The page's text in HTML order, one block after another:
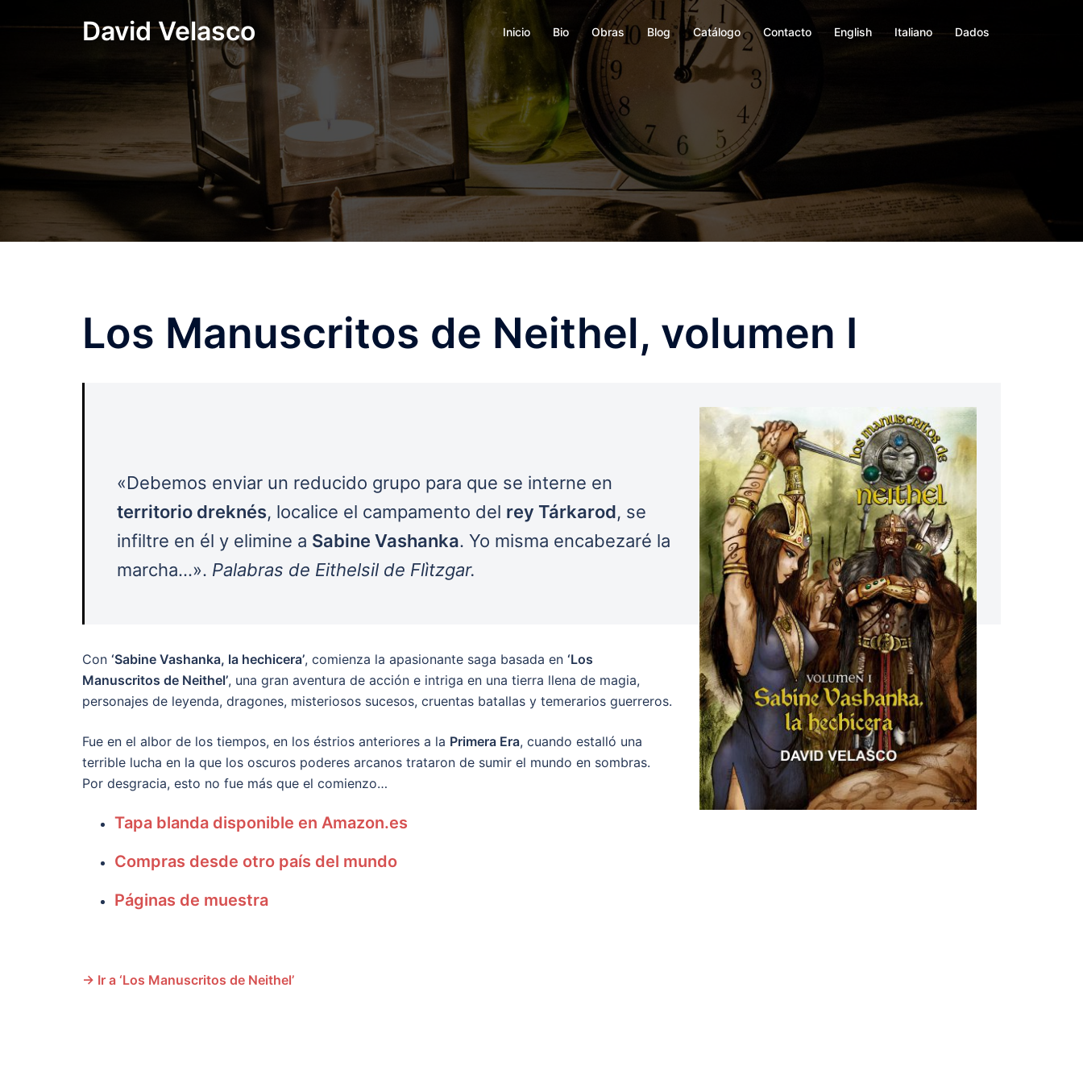
David Velasco Inicio Bio Obras Blog Catálogo Contacto English Italiano Dados
Los Manuscritos de Neithel, volumen I
«Debemos enviar un reducido grupo para que se interne en
territorio dreknés, localice el campamento del rey Tárkarod, se
infiltre en él y elimine a Sabine Vashanka. Yo misma encabezaré la
marcha…». Palabras de Eithelsil de Flìtzgar.
Con ‘Sabine Vashanka, la hechicera’, comienza la apasionante saga basada en ‘Los
Manuscritos de Neithel’, una gran aventura de acción e intriga en una tierra llena de magia,
personajes de leyenda, dragones, misteriosos sucesos, cruentas batallas y temerarios guerreros.
Fue en el albor de los tiempos, en los éstrios anteriores a la Primera Era, cuando estalló una
terrible lucha en la que los oscuros poderes arcanos trataron de sumir el mundo en sombras.
Por desgracia, esto no fue más que el comienzo…
Tapa blanda disponible en Amazon.es
Compras desde otro país del mundo
Páginas de muestra
→ Ir a ‘Los Manuscritos de Neithel’